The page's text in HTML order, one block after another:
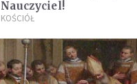
Nauczyciel!
KOŚCIÓŁ